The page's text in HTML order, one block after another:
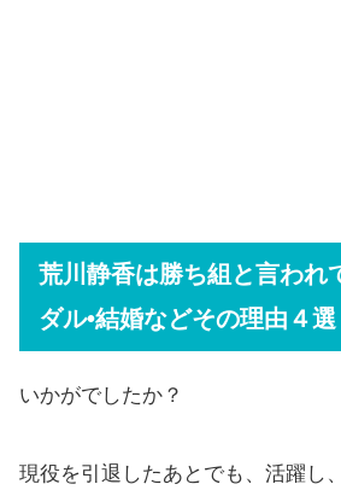
荒川静香は勝ち組と言われ
ダル•結婚などその理由４
いかがでしたか？
現役を引退したあとでも、活躍し